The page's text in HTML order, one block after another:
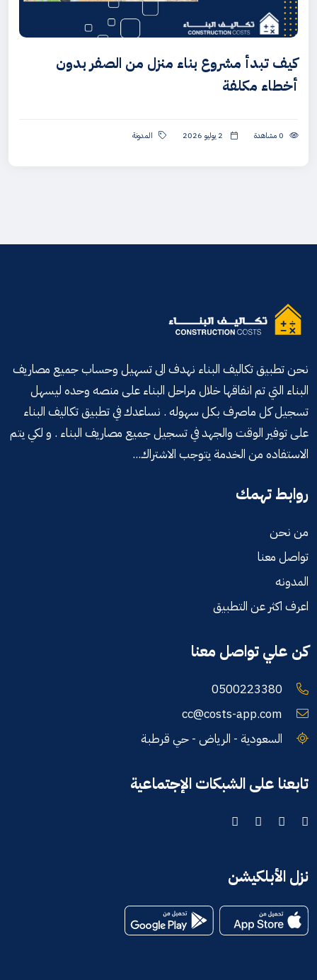
كيف تبدأ مشروع بناء منزل من الصفر بدون
أخطاء مكلفة
0 مشاهدة المدونة
نحن تطبيق تكاليف البناء نهدف الى تسهيل وحساب جميع مصاريف
البناء التي تم انفاقها خلال مراحل البناء على منصه وحده ليسهل
تسجيل كل ماصرف بكل سهوله . نساعدك في تطبيق تكاليف البناء
على توفير الوقت والجهد في تسجيل جميع مصاريف البناء . و لكي يتم
الاستفاده من الخدمة يتوجب الاشتراك...
روابط تهمك
من نحن
تواصل معنا
المدونه
اعرف اكثر عن التطبيق
كن علي تواصل معنا
السعودية - الرياض - حي قرطبة
تابعنا على الشبكات الإجتماعية
نزل الأبلكيشن